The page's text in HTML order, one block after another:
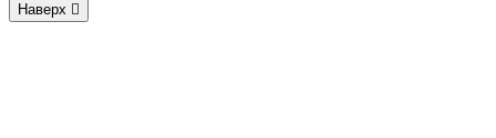
Наверх 